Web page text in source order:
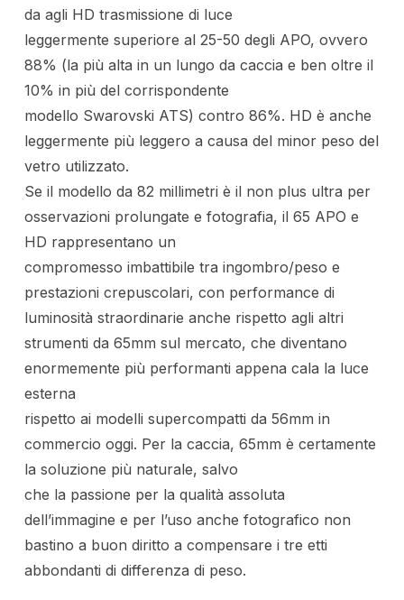
da agli HD trasmissione di luce
leggermente superiore al 25-50 degli APO, ovvero
88% (la più alta in un lungo da caccia e ben oltre il
10% in più del corrispondente
modello Swarovski ATS) contro 86%. HD è anche
leggermente più leggero a causa del minor peso del
vetro utilizzato.
Se il modello da 82 millimetri è il non plus ultra per
osservazioni prolungate e fotografia, il 65 APO e
HD rappresentano un
compromesso imbattibile tra ingombro/peso e
prestazioni crepuscolari, con performance di
luminosità straordinarie anche rispetto agli altri
strumenti da 65mm sul mercato, che diventano
enormemente più performanti appena cala la luce
esterna
rispetto ai modelli supercompatti da 56mm in
commercio oggi. Per la caccia, 65mm è certamente
la soluzione più naturale, salvo
che la passione per la qualità assoluta
dell’immagine e per l’uso anche fotografico non
bastino a buon diritto a compensare i tre etti
abbondanti di differenza di peso.